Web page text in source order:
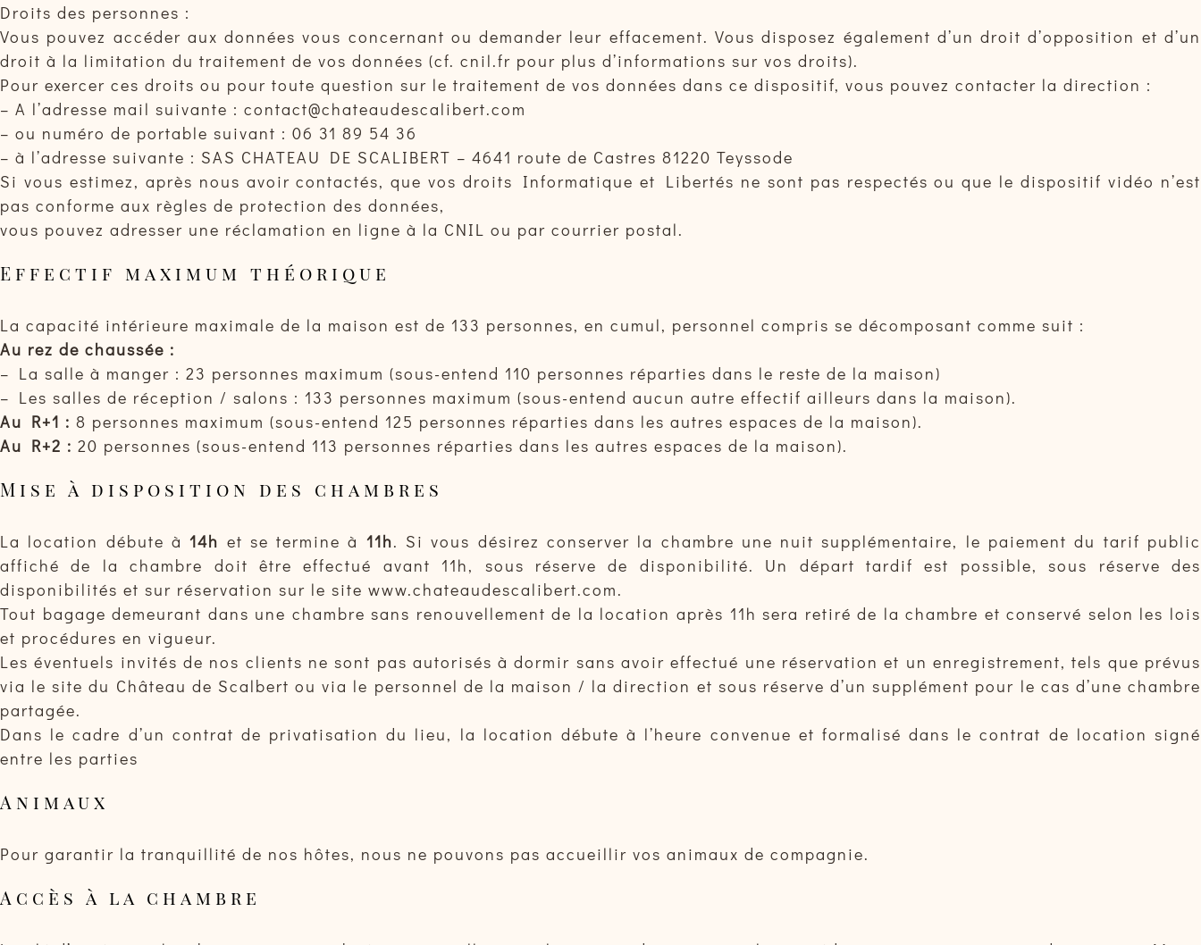
Droits des personnes :
Vous pouvez accéder aux données vous concernant ou demander leur effacement. Vous disposez également d’un droit d’opposition et d’un
droit à la limitation du traitement de vos données (cf. cnil.fr pour plus d’informations sur vos droits).
Pour exercer ces droits ou pour toute question sur le traitement de vos données dans ce dispositif, vous pouvez contacter la direction :
– A l’adresse mail suivante : contact@chateaudescalibert.com
– ou numéro de portable suivant : 06 31 89 54 36
– à l’adresse suivante : SAS CHATEAU DE SCALIBERT – 4641 route de Castres 81220 Teyssode
Si vous estimez, après nous avoir contactés, que vos droits Informatique et Libertés ne sont pas respectés ou que le dispositif vidéo n’est
pas conforme aux règles de protection des données,
vous pouvez adresser une réclamation en ligne à la CNIL ou par courrier postal.
Effectif maximum théorique
La capacité intérieure maximale de la maison est de 133 personnes, en cumul, personnel compris se décomposant comme suit :
Au rez de chaussée :
– La salle à manger : 23 personnes maximum (sous-entend 110 personnes réparties dans le reste de la maison)
– Les salles de réception / salons : 133 personnes maximum (sous-entend aucun autre effectif ailleurs dans la maison).
Au R+1 : 8 personnes maximum (sous-entend 125 personnes réparties dans les autres espaces de la maison).
Au R+2 : 20 personnes (sous-entend 113 personnes réparties dans les autres espaces de la maison).
Mise à disposition des chambres
La location débute à14h et se termine à 11h. Si vous désirez conserver la chambre une nuit supplémentaire, le paiement du tarif public
affiché de la chambre doit être effectué avant 11h, sous réserve de disponibilité. Un départ tardif est possible, sous réserve des
disponibilités et sur réservation sur le site www.chateaudescalibert.com.
Tout bagage demeurant dans une chambre sans renouvellement de la location après 11h sera retiré de la chambre et conservé selon les lois
et procédures en vigueur.
Les éventuels invités de nos clients ne sont pas autorisés à dormir sans avoir effectué une réservation et un enregistrement, tels que prévus
via le site du Château de Scalbert ou via le personnel de la maison / la direction et sous réserve d’un supplément pour le cas d’une chambre
partagée.
Dans le cadre d’un contrat de privatisation du lieu, la location débute à l’heure convenue et formalisé dans le contrat de location signé
entre les parties
Animaux
Pour garantir la tranquillité de nos hôtes, nous ne pouvons pas accueillir vos animaux de compagnie.
Accès à la chambre